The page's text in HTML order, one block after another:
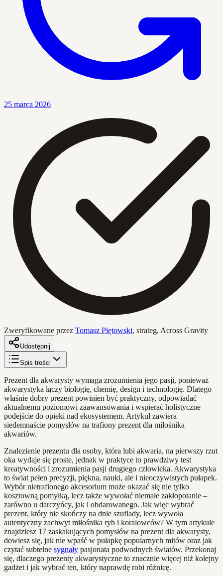
25 marca 2026
Zweryfikowane przez Tomasz Piętowski, strateg, Across Gravity
Udostępnij
Spis treści
Prezent dla akwarysty wymaga zrozumienia jego pasji, ponieważ
akwarystyka łączy biologię, chemię, design i technologię. Dlatego
właśnie dobry prezent powinien być praktyczny, odpowiadać
aktualnemu poziomowi zaawansowania i wspierać holistyczne
podejście do opieki nad ekosystemem. Artykuł zawiera
siedemnaście pomysłów na trafiony prezent dla miłośnika
akwariów.
Znalezienie prezentu dla osoby, która lubi akwaria, na pierwszy rzut
oka wydaje się proste, jednak w praktyce to prawdziwy test
kreatywności i zrozumienia pasji drugiego człowieka. Akwarystyka
to świat pełen precyzji, piękna, nauki, ale i nieoczywistych pułapek.
Wybór nietrafionego akcesorium może okazać się nie tylko
kosztowną pomyłką, lecz także wywołać niemałe zakłopotanie –
zarówno u darczyńcy, jak i obdarowanego. Jak więc wybrać
prezent, który nie skończy na dnie szuflady, lecz wywoła
autentyczny zachwyt miłośnika ryb i koralowców? W tym artykule
znajdziesz 17 zaskakujących pomysłów na prezent dla akwarysty,
dowiesz się, jak nie wpaść w pułapkę popularnych mitów oraz jak
czytać subtelne sygnały pasjonata podwodnych światów. Przekonaj
się, dlaczego prezenty akwarystyczne to znacznie więcej niż kolejny
gadżet i jak wybrać ten, który naprawdę robi różnicę.